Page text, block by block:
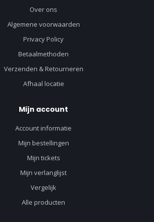
Over ons
Algemene voorwaarden
Privacy Policy
Betaalmethoden
Verzenden & Retourneren
Afhaal locatie
Mijn account
Account informatie
Mijn bestellingen
Mijn tickets
Mijn verlanglijst
Vergelijk
Alle producten